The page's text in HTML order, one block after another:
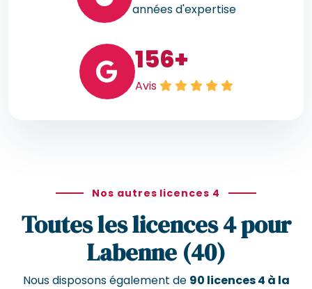
années d'expertise
156+
Avis
Nos autres licences 4
Toutes les licences 4 pour
Labenne (40)
Nous disposons également de 90 licences 4 à la